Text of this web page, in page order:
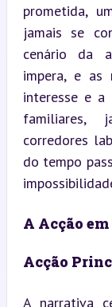
prometida,
jamais se
cenário da
impera, e as
interesse e a
familiares,
corredores
do tempo
A Acção
Acção
A narrativa